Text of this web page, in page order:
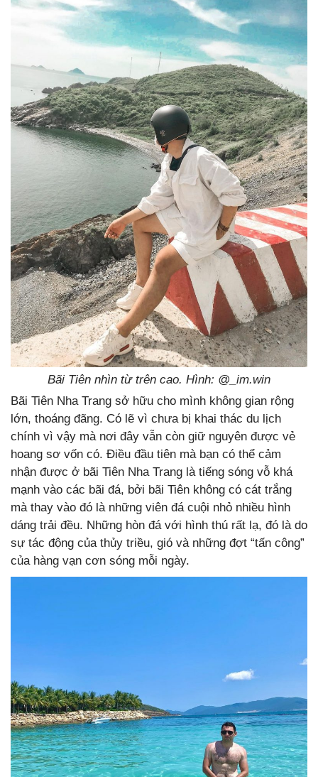
Bãi Tiên nhìn từ trên cao. Hình: @ _im.win
Bãi Tiên Nha Trang sở hữu cho mình không gian rộng
lớn, thoáng đãng. Có lẽ vì chưa bị khai thác du lịch
chính vì vậy mà nơi đây vẫn còn giữ nguyên được vẻ
hoang sơ vốn có. Điều đầu tiên mà bạn có thể cảm
nhận được ở bãi Tiên Nha Trang là tiếng sóng vỗ khá
mạnh vào các bãi đá, bởi bãi Tiên không có cát trắng
mà thay vào đó là những viên đá cuội nhỏ nhiều hình
dáng trải đều. Những hòn đá với hình thú rất lạ, đó là do
sự tác động của thủy triều, gió và những đợt “tấn công”
của hàng vạn cơn sóng mỗi ngày.